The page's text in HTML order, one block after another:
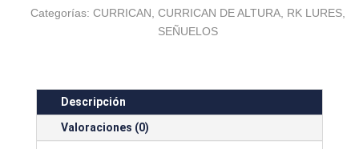
Categorías: CURRICAN CURRICAN DE ALTURA, RK LURES,
SEÑUELOS
Descripción
Valoraciones (0)